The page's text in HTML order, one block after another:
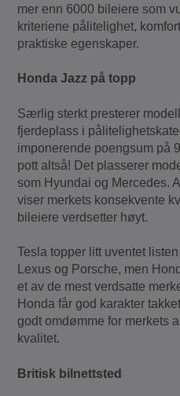
mer enn 6000 bileiere som
kriteriene pålitelighet,
praktiske egenskaper.
Honda Jazz på topp
Særlig sterkt presterer
fjerdeplass i
imponerende poengsum på
pott altså! Det plasserer
som Hyundai og Mercedes.
viser merkets konsekvente
bileiere verdsetter høyt.
Tesla topper litt uventet
Lexus og Porsche, men
et av de mest verdsatte
Honda får god karakter
godt omdømme for merkets
kvalitet.
Britisk bilnettsted